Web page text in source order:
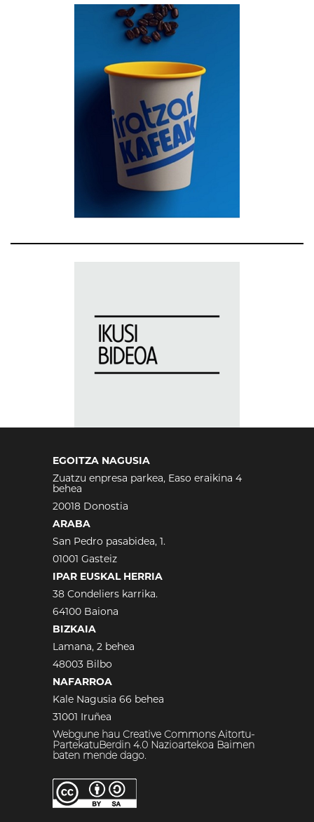
EGOITZA NAGUSIA
Zuatzu enpresa parkea, Easo eraikina 4
behea
20018 Donostia
ARABA
San Pedro pasabidea, 1.
01001 Gasteiz
IPAR EUSKAL HERRIA
38 Condeliers karrika.
64100 Baiona
BIZKAIA
Lamana, 2 behea
48003 Bilbo
NAFARROA
Kale Nagusia 66 behea
31001 Iruñea
Webgune hau Creative Commons Aitortu-
PartekatuBerdin 4.0 Nazioartekoa Baimen
baten mende dago.